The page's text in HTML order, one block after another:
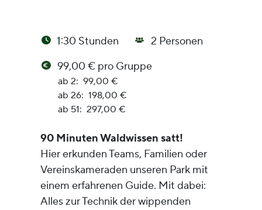
1:30 Stunden
2 Personen
99,00 € pro Gruppe
ab 2: 99,00 €
ab 26: 198,00 €
ab 51: 297,00 €
90 Minuten Waldwissen satt!
Hier erkunden Teams, Familien oder
Vereinskameraden unseren Park mit
einem erfahrenen Guide. Mit dabei:
Alles zur Technik der wippenden